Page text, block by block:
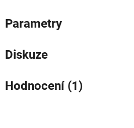
Parametry
Diskuze
Hodnocení (1)